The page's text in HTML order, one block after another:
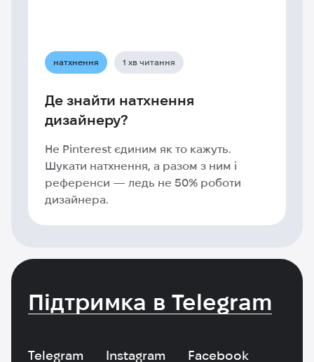
натхнення 1 хв читання
Де знайти натхнення
дизайнеру?
Не Pinterest єдиним як то кажуть.
Шукати натхнення, а разом з ним і
референси — ледь не 50% роботи
дизайнера.
Підтримка в Telegram
Telegram Instagram Facebook